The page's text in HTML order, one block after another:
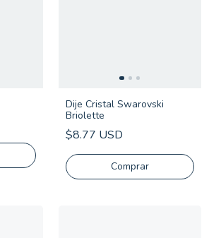
Dije Cristal Swarovski
Briolette
$8.77 USD